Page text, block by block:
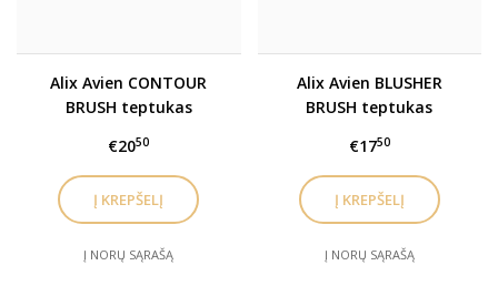
Alix Avien CONTOUR
BRUSH teptukas
skaistalams
€2050
Į NORŲ SĄRAŠĄ
Alix Avien BLUSHER
BRUSH teptukas
€1750
Į NORŲ SĄRAŠĄ